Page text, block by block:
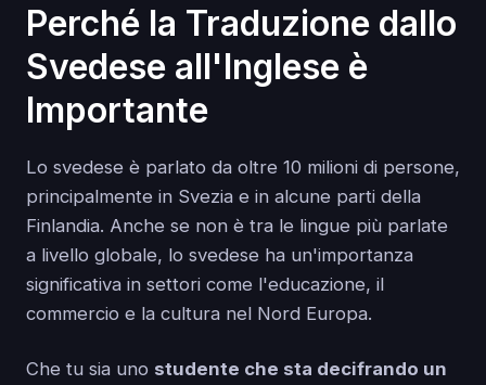
Perché la Traduzione dallo
Svedese all'Inglese è
Importante
Lo svedese è parlato da oltre 10 milioni di persone,
principalmente in Svezia e in alcune parti della
Finlandia. Anche se non è tra le lingue più parlate
a livello globale, lo svedese ha un'importanza
significativa in settori come l'educazione, il
commercio e la cultura nel Nord Europa.
Che tu sia uno studente che sta decifrando un